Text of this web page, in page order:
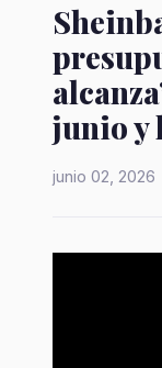
junio y
junio 02, 2026